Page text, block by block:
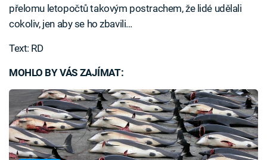
přelomu letopočtů takovým postrachem, že lidé udělali
cokoliv, jen aby se ho zbavili…
Text: RD
MOHLO BY VÁS ZAJÍMAT: